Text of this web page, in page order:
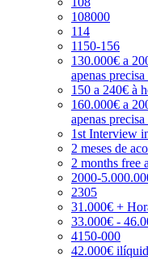
108000
114
1150-156
130.000€ a
apenas
150 a 240€ à
160.000€ a
apenas
1st Interview
2 meses de
2 months free
2000-
2305
31.000€ +
33.000€ -
4150-000
42.000€